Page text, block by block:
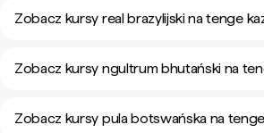
Zobacz kursy real brazylijski na tenge
Zobacz kursy ngultrum bhutański na
Zobacz kursy pula botswańska na